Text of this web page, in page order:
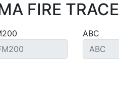
FIRE TRACE
ABC